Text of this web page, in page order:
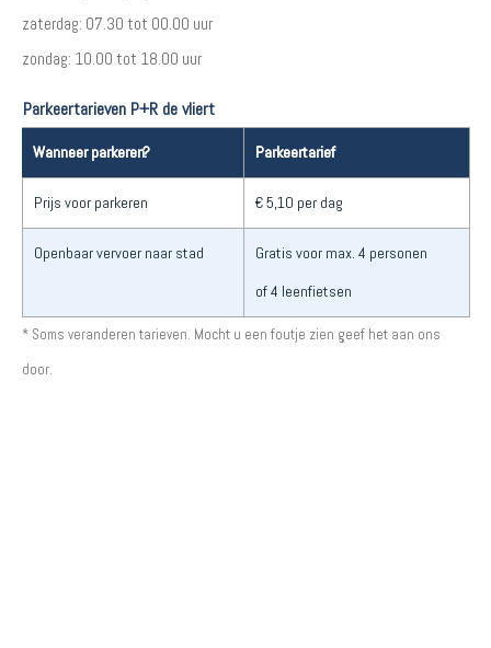
zaterdag: 07.30 tot 00.00 uur
zondag: 10.00 tot 18.00 uur
Parkeertarieven P+R de vliert
Wanneer parkeren? Parkeertarief
Prijs voor parkeren € 5,10 per dag
Openbaar vervoer naar stad
Gratis voor max. 4 personen
of 4 leenfietsen
* Soms veranderen tarieven. Mocht u een foutje zien geef het aan ons
door.